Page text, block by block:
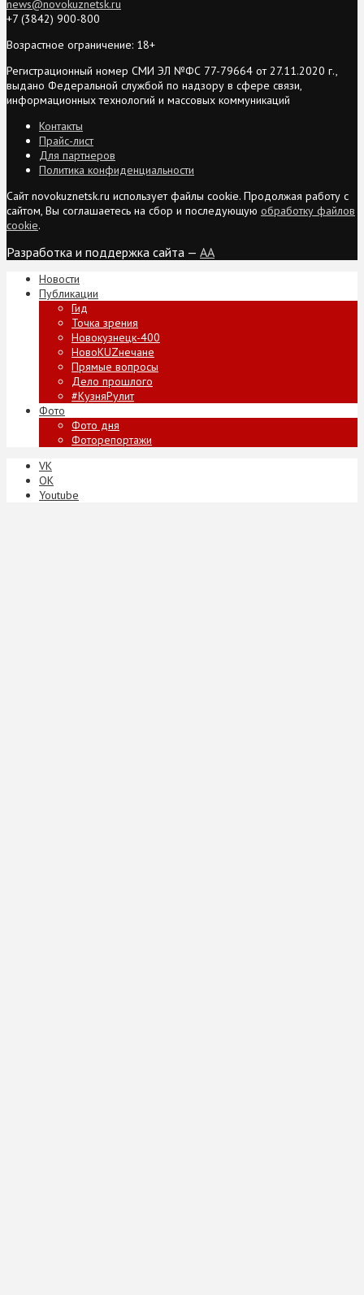
news@novokuznetsk.ru
+7 (3842) 900-800
Возрастное ограничение: 18+
Регистрационный номер СМИ ЭЛ №ФС 77-79664 от 27.11.2020 г.,
выдано Федеральной службой по надзору в сфере связи,
информационных технологий и массовых коммуникаций
Контакты
Прайс-лист
Для партнеров
Политика конфиденциальности
Сайт novokuznetsk.ru использует файлы cookie. Продолжая работу с
сайтом, Вы соглашаетесь на сбор и последующую обработку файлов
cookie.
Разработка и поддержка сайта — AA
Новости
Публикации
Гид
Точка зрения
Новокузнецк-400
НовоKUZнечане
Прямые вопросы
Дело прошлого
#КузняРулит
Фото
Фото дня
Фоторепортажи
VK
ОК
Youtube